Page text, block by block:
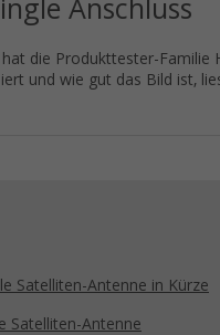
Anschluss
die Produkttester-Familie
und wie gut das Bild ist,
Satelliten-Antenne in Kürze
Satelliten-Antenne